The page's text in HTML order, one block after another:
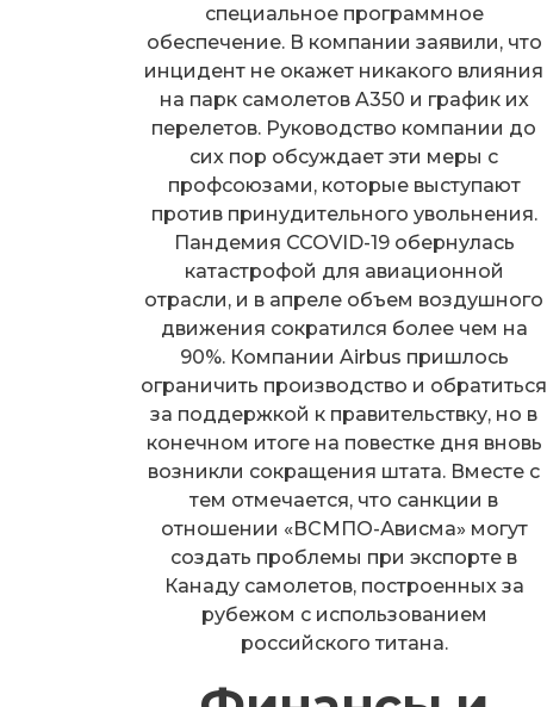
специальное программное
обеспечение. В компании заявили, что
инцидент не окажет никакого влияния
на парк самолетов A350 и график их
перелетов. Руководство компании до
сих пор обсуждает эти меры с
профсоюзами, которые выступают
против принудительного увольнения.
Пандемия CCOVID-19 обернулась
катастрофой для авиационной
отрасли, и в апреле объем воздушного
движения сократился более чем на
90%. Компании Airbus пришлось
ограничить производство и обратиться
за поддержкой к правительствку, но в
конечном итоге на повестке дня вновь
возникли сокращения штата. Вместе с
тем отмечается, что санкции в
отношении «ВСМПО-Ависма» могут
создать проблемы при экспорте в
Канаду самолетов, построенных за
рубежом с использованием
российского титана.